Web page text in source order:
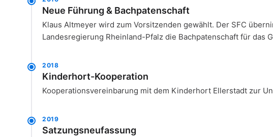
Neue Führung & Bachpatenschaft
Klaus Altmeyer wird zum Vorsitzenden gewählt. Der SFC
Landesregierung Rheinland-Pfalz die Bachpatenschaft für das
2018
Kinderhort-Kooperation
Kooperationsvereinbarung mit dem Kinderhort Ellerstadt zur
2019
Satzungsneufassung